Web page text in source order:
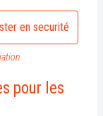
en securité
pour les